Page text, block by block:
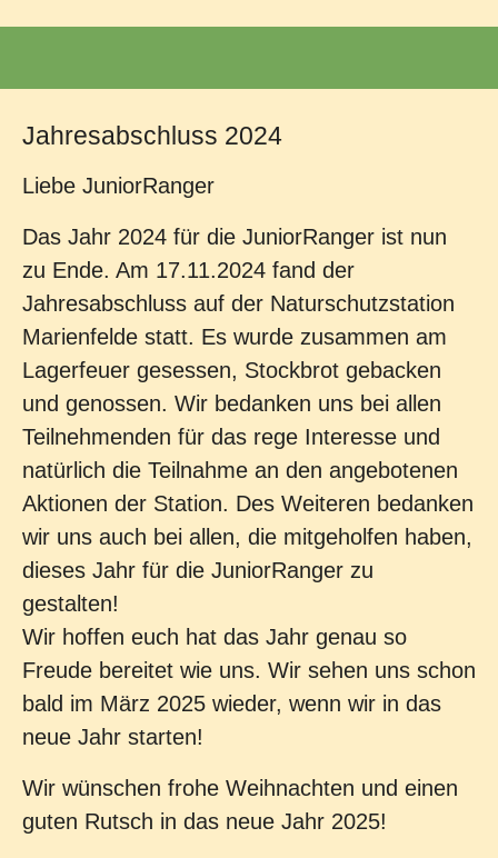
Jahresabschluss 2024
Liebe JuniorRanger
Das Jahr 2024 für die JuniorRanger ist nun
zu Ende. Am 17.11.2024 fand der
Jahresabschluss auf der Naturschutzstation
Marienfelde statt. Es wurde zusammen am
Lagerfeuer gesessen, Stockbrot gebacken
und genossen. Wir bedanken uns bei allen
Teilnehmenden für das rege Interesse und
natürlich die Teilnahme an den angebotenen
Aktionen der Station. Des Weiteren bedanken
wir uns auch bei allen, die mitgeholfen haben,
dieses Jahr für die JuniorRanger zu
gestalten!
Wir hoffen euch hat das Jahr genau so
Freude bereitet wie uns. Wir sehen uns schon
bald im März 2025 wieder, wenn wir in das
neue Jahr starten!
Wir wünschen frohe Weihnachten und einen
guten Rutsch in das neue Jahr 2025!